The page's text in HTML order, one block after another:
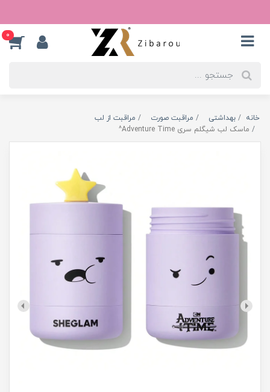
0
خانه بهداشتی مراقبت صورت
مراقبت از لب
ماسک لب شیگلم سری Adventure Time^